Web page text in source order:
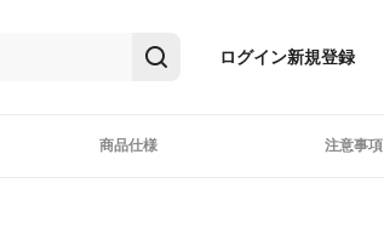
ログイン新規登録
商品仕様 注意事項